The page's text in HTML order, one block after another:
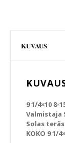
KUVAUS
9 1/4×10
Valmistaja
Solas
KOKO 9 1/